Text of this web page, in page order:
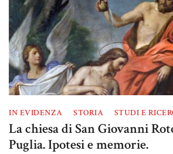
IN EVIDENZA STORIA STUDI E
La chiesa di San Giovanni
Puglia. Ipotesi e memorie.